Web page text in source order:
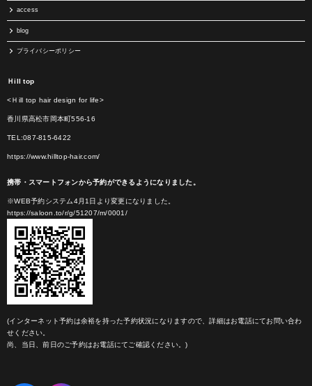
access
blog
プライバシーポリシー
Ｈill top
<Ｈill top hair design for life>
香川県高松市岡本町556-16
TEL:087-815-6422
https://www.hilltop-hair.com/
携帯・スマートフォンから予約ができるようになりました。
※WEB予約システム4月1日より変更になりました。
https://saloon.to/r/g/51207/m/0001/
(インターネット予約は余裕を持った予約状況になりますので、詳細はお電話にてお問い合わ
せください。
尚、当日、前日のご予約はお電話にてご確認ください。)